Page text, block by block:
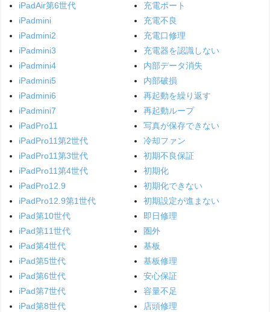
iPadAir第6世代
iPadmini
iPadmini2
iPadmini3
iPadmini4
iPadmini5
iPadmini6
iPadmini7
iPadPro11
iPadPro11第2世代
iPadPro11第3世代
iPadPro11第4世代
iPadPro12.9
iPadPro12.9第1世代
iPad第10世代
iPad第11世代
iPad第4世代
iPad第5世代
iPad第6世代
iPad第7世代
iPad第8世代
充電ポート
充電不良
充電口修理
充電器を認識しない
内部データ消失
内部破損
再起動を繰り返す
再起動ループ
写真が保存できない
冷却ファン
初期不良保証
初期化
初期化できない
初期設定が進まない
即日修理
圏外
基板
基板修理
安心保証
容量不足
店頭修理